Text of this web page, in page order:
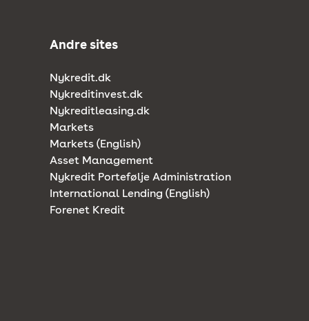
Andre sites
Nykredit.dk
Nykreditinvest.dk
Nykreditleasing.dk
Markets
Markets (English)
Asset Management
Nykredit Portefølje Administration
International Lending (English)
Forenet Kredit